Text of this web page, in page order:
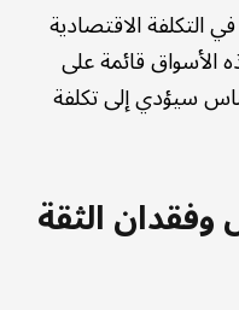
التكلفة الاقتصادية
الأسواق قائمة على
سيؤدي إلى تكلفة
الثقة